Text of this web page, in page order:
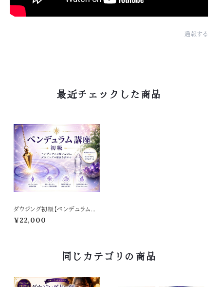
通報する
最近チェックした商品
ダウジング初級【ペンデュラム講
座】
¥22,000
同じカテゴリの商品